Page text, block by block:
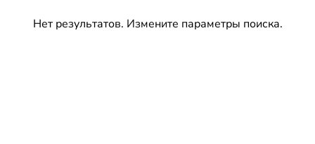
Нет результатов. Измените параметры поиска.